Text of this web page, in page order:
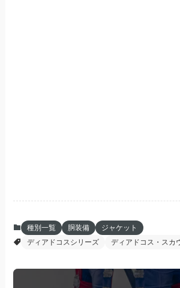
種別一覧 胴装備
ジャケット
ディアドコスシリーズ
ディアドコス・スカ